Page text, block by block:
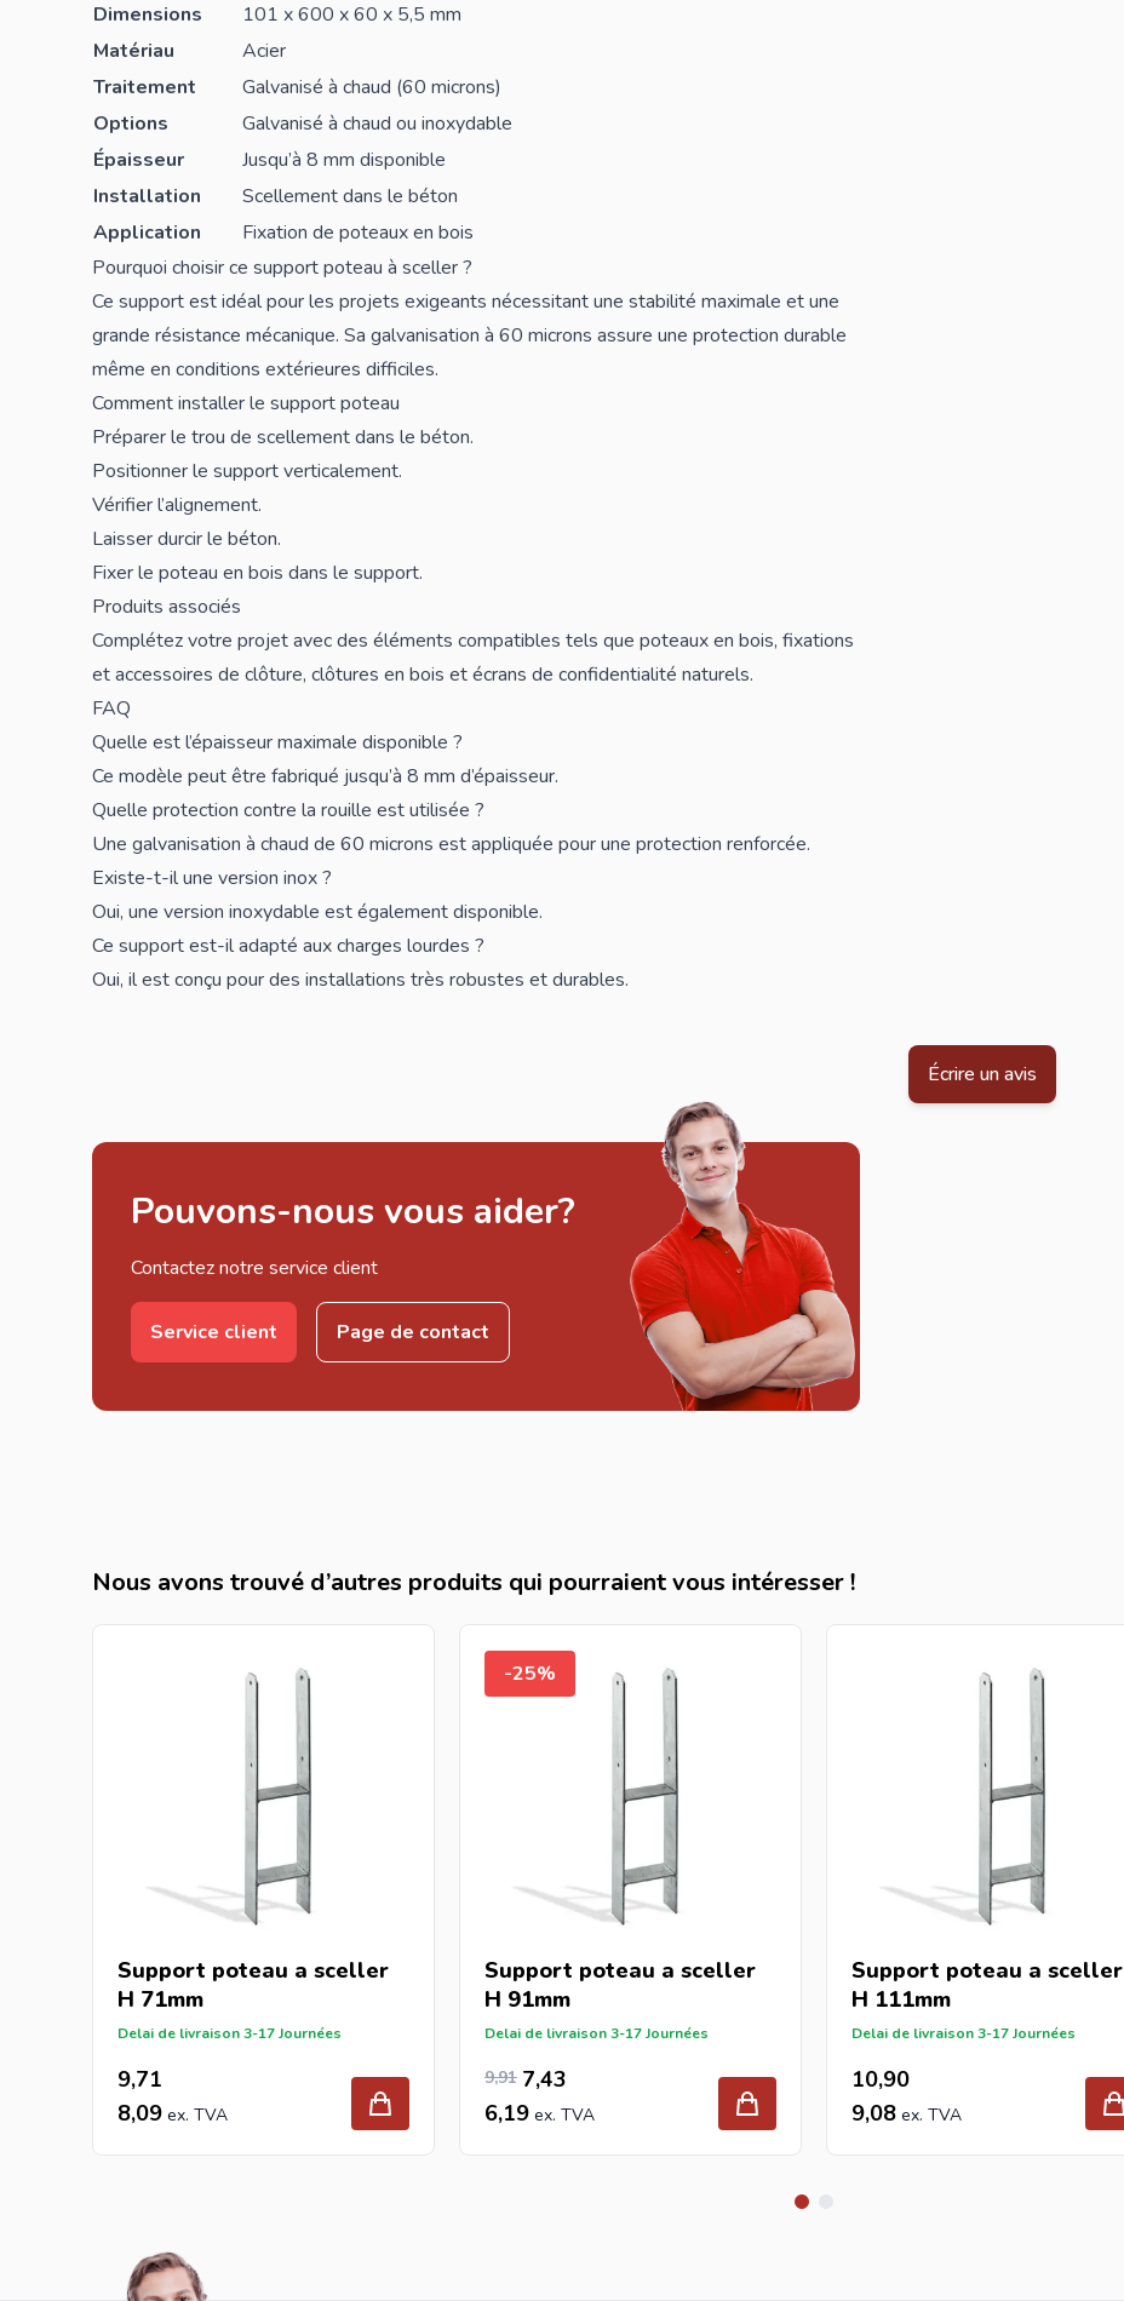
Dimensions
101 x 600 x 60 x 5,5 mm
Matériau
Acier
Traitement
Galvanisé à chaud (60 microns)
Options
Galvanisé à chaud ou inoxydable
Épaisseur
Jusqu’à 8 mm disponible
Installation
Scellement dans le béton
Application
Fixation de poteaux en bois
Pourquoi choisir ce support poteau à sceller ?
Ce support est idéal pour les projets exigeants nécessitant une stabilité maximale et une
grande résistance mécanique. Sa galvanisation à 60 microns assure une protection durable
même en conditions extérieures difficiles.
Comment installer le support poteau
Préparer le trou de scellement dans le béton.
Positionner le support verticalement.
Vérifier l’alignement.
Laisser durcir le béton.
Fixer le poteau en bois dans le support.
Produits associés
Complétez votre projet avec des éléments compatibles tels que poteaux en bois, fixations
et accessoires de clôture, clôtures en bois etécrans de confidentialité naturels.
FAQ
Quelle est l’épaisseur maximale disponible ?
Ce modèle peut être fabriqué jusqu’à 8 mm d’épaisseur.
Quelle protection contre la rouille est utilisée ?
Une galvanisation à chaud de 60 microns est appliquée pour une protection renforcée.
Existe-t-il une version inox ?
Oui, une version inoxydable est également disponible.
Ce support est-il adapté aux charges lourdes ?
Oui, il est conçu pour des installations très robustes et durables.
Pouvons-nous vous aider?
Contactez notre service client
Service client Page de contact
Écrire un avis
Nous avons trouvé d’autres produits qui pourraient vous intéresser !
Support poteau a sceller
H 71mm
Delai de livraison 3-17 Journées
9,71
8,09
-25%
Support poteau a sceller
H 91mm
Delai de livraison 3-17 Journées
Prix Spécial
7,43
6,19
Prix normal
9,91
8,26
Support poteau a sceller
H 111mm
Delai de livraison 3-17 Journées
10,90
9,08